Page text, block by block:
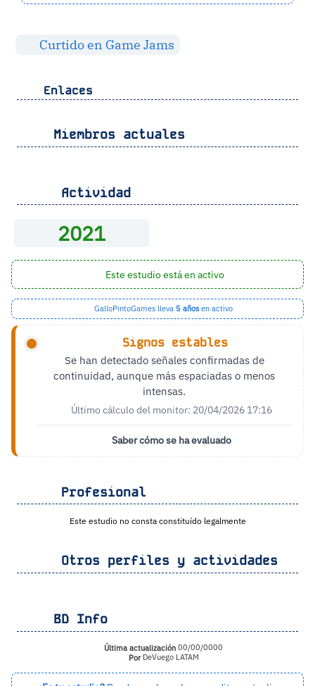
Curtido en Game Jams
Enlaces
Miembros actuales
Actividad
2021
Este estudio está en activo
GalloPintoGames lleva 5 años en activo
Signos estables
Se han detectado señales confirmadas de
continuidad, aunque más espaciadas o menos
intensas.
Último cálculo del monitor: 20/04/2026 17:16
Saber cómo se ha evaluado
Profesional
Este estudio no consta constituído legalmente
Otros perfiles y actividades
BD Info
Última actualización 00/00/0000
PorDeVuego LATAM